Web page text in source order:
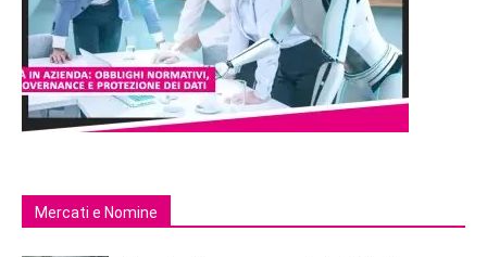
Mercati e Nomine